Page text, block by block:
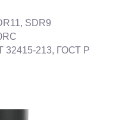
SDR9
32415-213, ГОСТ Р